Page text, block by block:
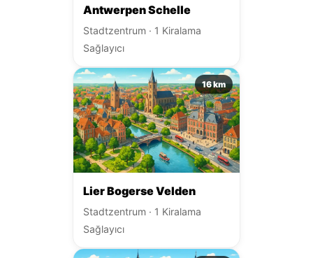
Antwerpen Schelle
Stadtzentrum · 1 Kiralama
Sağlayıcı
16 km
Lier Bogerse Velden
Stadtzentrum · 1 Kiralama
Sağlayıcı